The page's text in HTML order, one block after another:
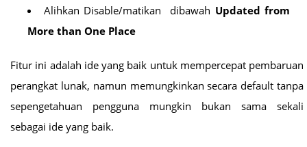
Alihkan Disable/matikan dibawah Updated from
More than One Place
Fitur ini adalah ide yang baik untuk mempercepat pembaruan
perangkat lunak, namun memungkinkan secara default tanpa
sepengetahuan pengguna mungkin bukan sama sekali
sebagai ide yang baik.